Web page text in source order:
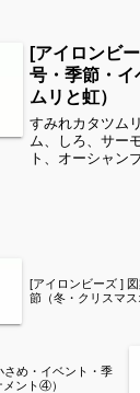
作ってみました
りますので、...
[アイロン
号・季節・イ
ムリと虹）
すみれカタツム
ム、しろ、サー
ト、オーシャン
[アイロンビーズ ]
節（冬・クリスマ
さめ・イベント・季
ント④）